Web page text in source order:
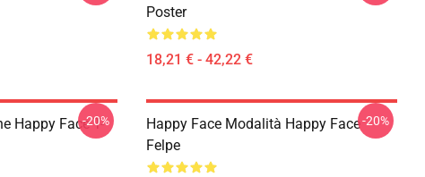
Poster
18,21 € - 42,22 €
Happy Face T-
-20%
Happy Face Modalità Happy Face
Felpe
-20%